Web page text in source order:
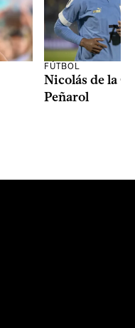
FÚTBOL
Nicolás de la
Peñarol